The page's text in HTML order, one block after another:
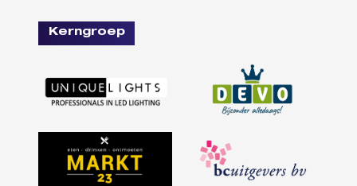
Kerngroep